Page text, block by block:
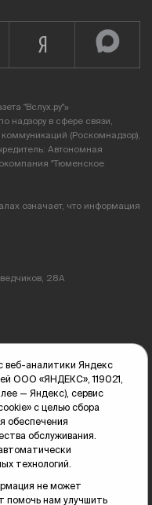
"Вслух.ру"»
надзору в сфере связи,
(Роскомнадзор),
Автономная
"Тюменское
означает, что информация
28А
веб-аналитики Яндекс
ООО «ЯНДЕКС», 119021,
— Яндекс), сервис
с целью сбора
обеспечения
обслуживания.
технологий.
не может
помочь нам улучшить